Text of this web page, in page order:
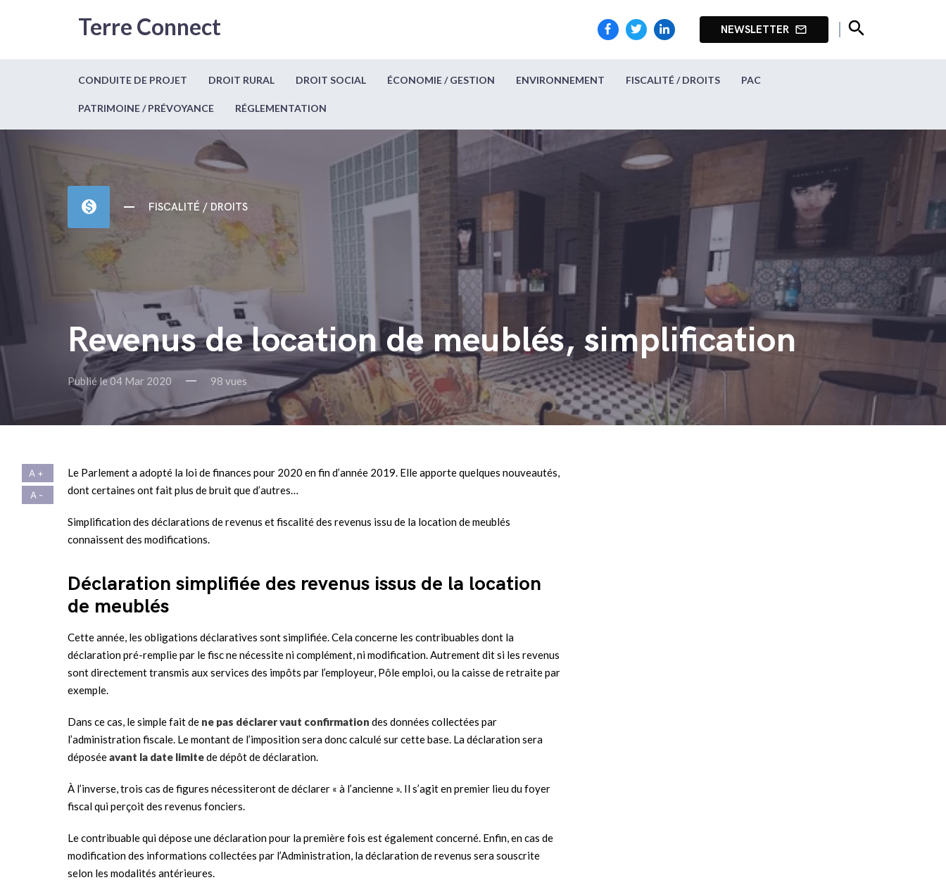
Terre Connect NEWSLETTER mail_outline search
CONDUITE DE PROJET DROIT RURAL DROIT SOCIAL ÉCONOMIE / GESTION ENVIRONNEMENT FISCALITÉ / DROITS PAC
PATRIMOINE / PRÉVOYANCE RÉGLEMENTATION
monetization_on FISCALITÉ / DROITS
Revenus de location de meublés, simplification
Publié le 04 Mar 2020 98 vues
Le Parlement a adopté la loi de finances pour 2020 en fin d’année 2019. Elle apporte quelques nouveautés,
dont certaines ont fait plus de bruit que d’autres…
Simplification des déclarations de revenus et fiscalité des revenus issu de la location de meublés
connaissent des modifications.
Déclaration simplifiée des revenus issus de la location
de meublés
Cette année, les obligations déclaratives sont simplifiée. Cela concerne les contribuables dont la
déclaration pré-remplie par le fisc ne nécessite ni complément, ni modification. Autrement dit si les revenus
sont directement transmis aux services des impôts par l’employeur, Pôle emploi, ou la caisse de retraite par
exemple.
Dans ce cas, le simple fait de ne pas déclarer vaut confirmation des données collectées par
l’administration fiscale. Le montant de l’imposition sera donc calculé sur cette base. La déclaration sera
déposéeavant la date limitede dépôt de déclaration.
À l’inverse, trois cas de figures nécessiteront de déclarer « à l’ancienne ». Il s’agit en premier lieu du foyer
fiscal qui perçoit des revenus fonciers.
Le contribuable qui dépose une déclaration pour la première fois est également concerné. Enfin, en cas de
modification des informations collectées par l’Administration, la déclaration de revenus sera souscrite
selon les modalités antérieures.